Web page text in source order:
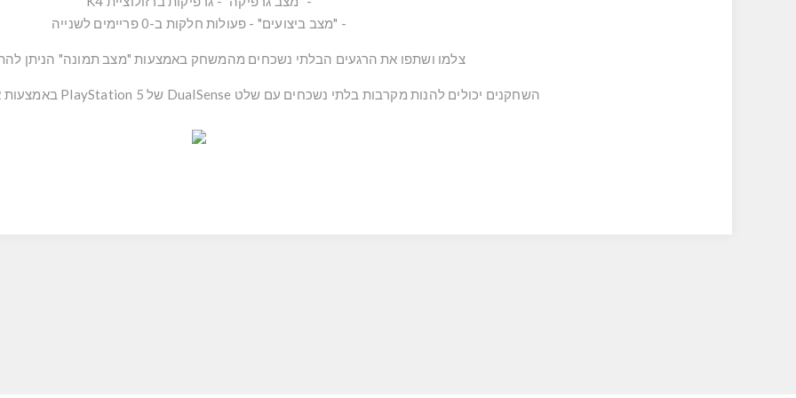
- "מצב ביצועים" - פעולות חלקות ב-0 פריימים לשנייה
צלמו ושתפו את הרגעים הבלתי נשכחים מהמשחק באמצעות "מצב תמונה" הניתן
השחקנים יכולים להנות מקרבות בלתי נשכחים עם שלט DualSense של PlayStation 5 באמצעות אינטגרציות תגובות השלט